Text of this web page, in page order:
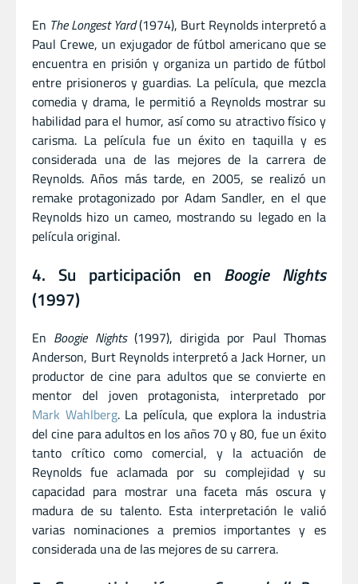
En The Longest Yard(1974), Burt Reynolds interpretó a
Paul Crewe, un exjugador de fútbol americano que se
encuentra en prisión y organiza un partido de fútbol
entre prisioneros y guardias. La película, que mezcla
comedia y drama, le permitió a Reynolds mostrar su
habilidad para el humor, así como su atractivo físico y
carisma. La película fue un éxito en taquilla y es
considerada una de las mejores de la carrera de
Reynolds. Años más tarde, en 2005, se realizó un
remake protagonizado por Adam Sandler, en el que
Reynolds hizo un cameo, mostrando su legado en la
película original.
4. Su participación en Boogie Nights
(1997)
En Boogie Nights(1997), dirigida por Paul Thomas
Anderson, Burt Reynolds interpretó a Jack Horner, un
productor de cine para adultos que se convierte en
mentor del joven protagonista, interpretado por
Mark Wahlberg. La película, que explora la industria
del cine para adultos en los años 70 y 80, fue un éxito
tanto crítico como comercial, y la actuación de
Reynolds fue aclamada por su complejidad y su
capacidad para mostrar una faceta más oscura y
madura de su talento. Esta interpretación le valió
varias nominaciones a premios importantes y es
considerada una de las mejores de su carrera.